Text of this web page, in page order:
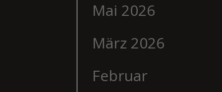
Mai 2026
März 2026
Februar